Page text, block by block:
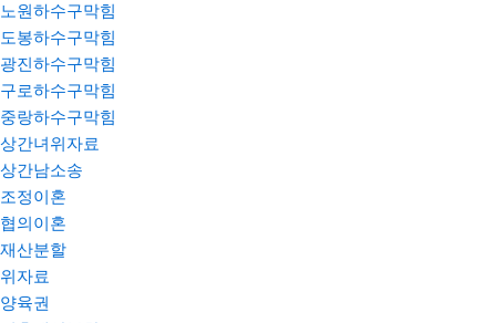
노원하수구막힘
도봉하수구막힘
광진하수구막힘
구로하수구막힘
중랑하수구막힘
상간녀위자료
상간남소송
조정이혼
협의이혼
재산분할
위자료
양육권